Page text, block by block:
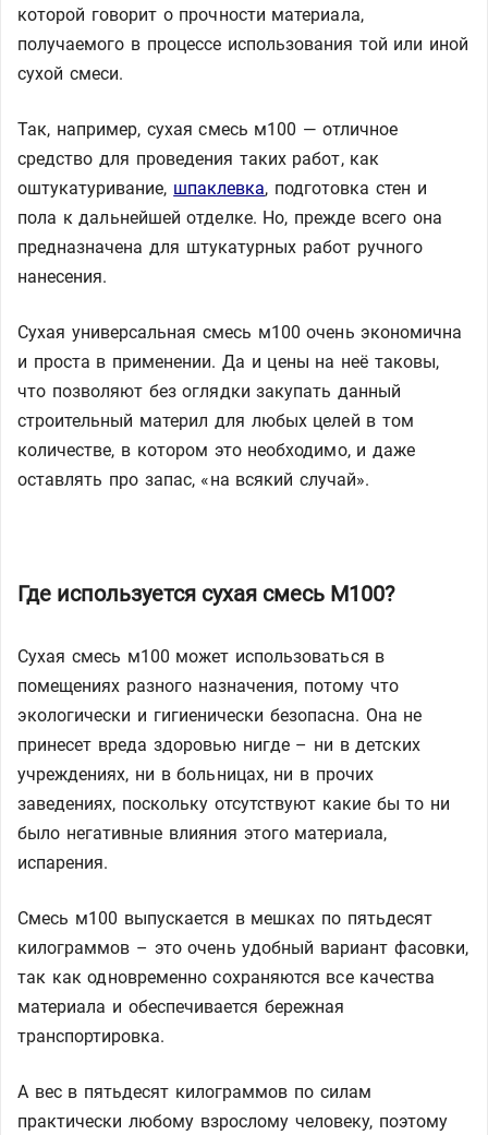
которой говорит о прочности материала,
получаемого в процессе использования той или иной
сухой смеси.
Так, например, сухая смесь м100 — отличное
средство для проведения таких работ, как
оштукатуривание, шпаклевка, подготовка стен и
пола к дальнейшей отделке. Но, прежде всего она
предназначена для штукатурных работ ручного
нанесения.
Сухая универсальная смесь м100 очень экономична
и проста в применении. Да и цены на неё таковы,
что позволяют без оглядки закупать данный
строительный материл для любых целей в том
количестве, в котором это необходимо, и даже
оставлять про запас, «на всякий случай».
Где используется сухая смесь М100?
Сухая смесь м100 может использоваться в
помещениях разного назначения, потому что
экологически и гигиенически безопасна. Она не
принесет вреда здоровью нигде – ни в детских
учреждениях, ни в больницах, ни в прочих
заведениях, поскольку отсутствуют какие бы то ни
было негативные влияния этого материала,
испарения.
Смесь м100 выпускается в мешках по пятьдесят
килограммов – это очень удобный вариант фасовки,
так как одновременно сохраняются все качества
материала и обеспечивается бережная
транспортировка.
А вес в пятьдесят килограммов по силам
практически любому взрослому человеку, поэтому